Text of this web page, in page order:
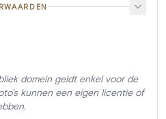
domein geldt enkel voor de
kunnen een eigen licentie of